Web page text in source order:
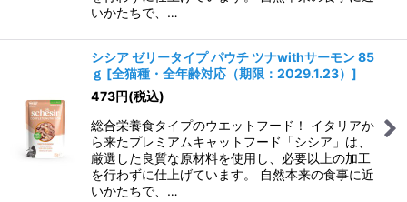
いかたちで、…
シシア ゼリータイプ パウチ ツナwithサーモン 85
ｇ [全猫種・全年齢対応（期限：2029.1.23） ]
473円(税込)
総合栄養食タイプのウエットフード！ イタリアか
ら来たプレミアムキャットフード「シシア」は、
厳選した良質な原材料を使用し、必要以上の加工
を行わずに仕上げています。 自然本来の食事に近
いかたちで、…